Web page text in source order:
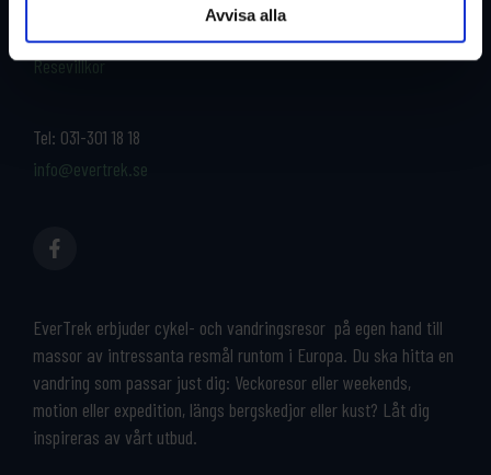
Avvisa alla
Tel: 031-301 18 18
info@evertrek.se
EverTrek erbjuder cykel- och vandringsresor på egen hand till
massor av intressanta resmål runtom i Europa. Du ska hitta en
vandring som passar just dig: Veckoresor eller weekends,
motion eller expedition, längs bergskedjor eller kust? Låt dig
inspireras av vårt utbud.
Resevillkor
Kontakta oss